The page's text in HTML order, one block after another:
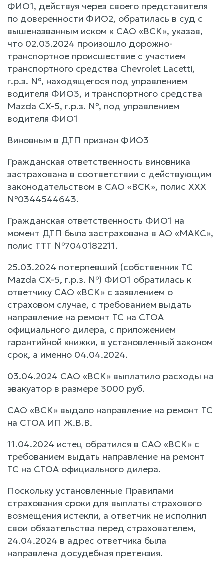
ФИО1, действуя через своего представителя
по доверенности ФИО2, обратилась в суд с
вышеназванным иском к САО «ВСК», указав,
что 02.03.2024 произошло дорожно-
транспортное происшествие с участием
транспортного средства Chevrolet Lacetti,
г.р.з. №, находящегося под управлением
водителя ФИО3, и транспортного средства
Mazda CX-5, г.р.з. №, под управлением
водителя ФИО1
Виновным в ДТП признан ФИО3
Гражданская ответственность виновника
застрахована в соответствии с действующим
законодательством в САО «ВСК», полис ХХХ
№0344544643.
Гражданская ответственность ФИО1 на
момент ДТП была застрахована в АО «МАКС»,
полис ТТТ №7040182211.
25.03.2024 потерпевший (собственник ТС
Mazda CX-5, г.р.з. №) ФИО1 обратилась к
ответчику САО «ВСК» с заявлением о
страховом случае, с требованием выдать
направление на ремонт ТС на СТОА
официального дилера, с приложением
гарантийной книжки, в установленный законом
срок, а именно 04.04.2024.
03.04.2024 САО «ВСК» выплатило расходы на
эвакуатор в размере 3000 руб.
САО «ВСК» выдало направление на ремонт ТС
на СТОА ИП Ж.В.В.
11.04.2024 истец обратился в САО «ВСК» с
требованием выдать направление на ремонт
ТС на СТОА официального дилера.
Поскольку установленные Правилами
страхования сроки для выплаты страхового
возмещения истекли, а ответчик не исполнил
свои обязательства перед страхователем,
24.04.2024 в адрес ответчика была
направлена досудебная претензия.